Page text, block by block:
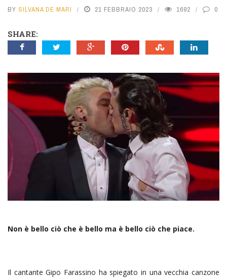
BY SILVANA DE MARI 21 FEBBRAIO 2023 1692 0
SHARE:
Non è bello ciò che è bello ma è bello ciò che piace.
Il cantante Gipo Farassino ha spiegato in una vecchia canzone